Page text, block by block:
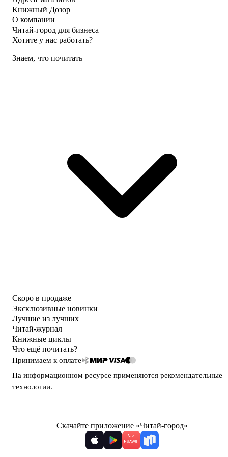
Книжный Дозор
О компании
Читай-город для бизнеса
Хотите у нас работать?
Знаем, что почитать
Скоро в продаже
Эксклюзивные новинки
Лучшие из лучших
Читай-журнал
Книжные циклы
Что ещё почитать?
Принимаем к оплате
На информационном ресурсе применяются рекомендательные
технологии.
Скачайте приложение «Читай-город»